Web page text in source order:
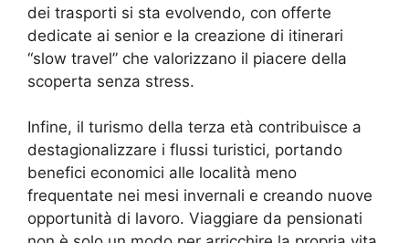
dei trasporti si sta evolvendo, con offerte
dedicate ai senior e la creazione di itinerari
“slow travel” che valorizzano il piacere della
scoperta senza stress.
Infine, il turismo della terza età contribuisce a
destagionalizzare i flussi turistici, portando
benefici economici alle località meno
frequentate nei mesi invernali e creando nuove
opportunità di lavoro. Viaggiare da pensionati